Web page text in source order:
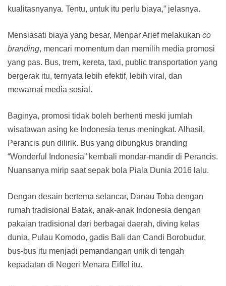
kualitasnyanya. Tentu, untuk itu perlu biaya,” jelasnya.
Mensiasati biaya yang besar, Menpar Arief melakukan co
branding, mencari momentum dan memilih media promosi
yang pas. Bus, trem, kereta, taxi, public transportation yang
bergerak itu, ternyata lebih efektif, lebih viral, dan
mewarnai media sosial.
Baginya, promosi tidak boleh berhenti meski jumlah
wisatawan asing ke Indonesia terus meningkat. Alhasil,
Perancis pun dilirik. Bus yang dibungkus branding
“Wonderful Indonesia” kembali mondar-mandir di Perancis.
Nuansanya mirip saat sepak bola Piala Dunia 2016 lalu.
Dengan desain bertema selancar, Danau Toba dengan
rumah tradisional Batak, anak-anak Indonesia dengan
pakaian tradisional dari berbagai daerah, diving kelas
dunia, Pulau Komodo, gadis Bali dan Candi Borobudur,
bus-bus itu menjadi pemandangan unik di tengah
kepadatan di Negeri Menara Eiffel itu.